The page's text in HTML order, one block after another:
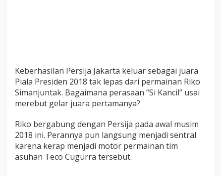
Keberhasilan Persija Jakarta keluar sebagai juara
Piala Presiden 2018 tak lepas dari permainan Riko
Simanjuntak. Bagaimana perasaan “Si Kancil” usai
merebut gelar juara pertamanya?
Riko bergabung dengan Persija pada awal musim
2018 ini. Perannya pun langsung menjadi sentral
karena kerap menjadi motor permainan tim
asuhan Teco Cugurra tersebut.